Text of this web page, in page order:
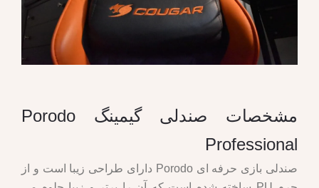
مشخصات صندلی گیمینگ Porodo
Professional
صندلی بازی حرفه ای Porodo دارای طراحی زیبا است و از